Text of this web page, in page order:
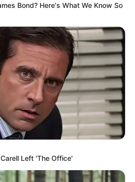
Bond? Here's What We Know So
Left 'The Office'